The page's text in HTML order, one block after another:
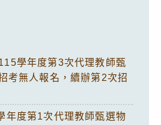
學年度第3次代理教師甄
考無人報名，續辦第2次招
年度第1次代理教師甄選物